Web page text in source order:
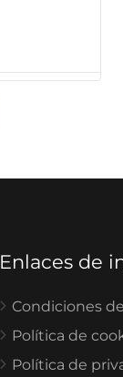
Enlaces de
Condiciones
Política de
Política de